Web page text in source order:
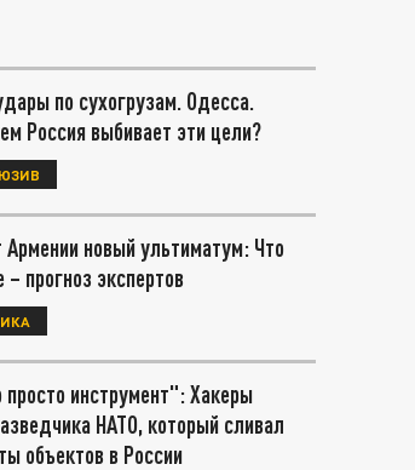
по сухогрузам. Одесса.
Россия выбивает эти цели?
Армении новый ультиматум: Что
прогноз экспертов
просто инструмент": Хакеры
НАТО, который сливал
объектов в России